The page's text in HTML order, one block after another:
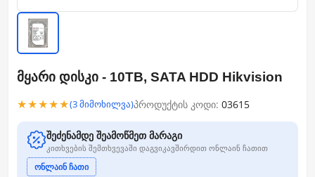
მყარი დისკი - 10TB, SATA HDD Hikvision
★★★★★(3 მიმოხილვა)პროდუქტის კოდი: 03615
შეძენამდე შეამოწმეთ მარაგი
კითხვების შემთხვევაში დაგვიკავშირდით ონლაინ ჩათით
ონლაინ ჩათი